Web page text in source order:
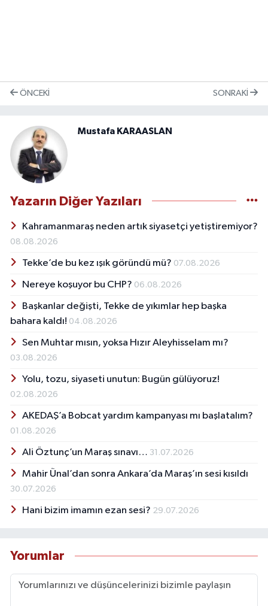
ÖNCEKI SONRAKI
Mustafa KARAASLAN
Yazarın Diğer Yazıları
Kahramanmaraş neden artık siyasetçi yetiştiremiyor?
08.08.2026
Tekke’de bu kez ışık göründü mü? 07.08.2026
Nereye koşuyor bu CHP? 06.08.2026
Başkanlar değişti, Tekke de yıkımlar hep başka
bahara kaldı! 04.08.2026
Sen Muhtar mısın, yoksa Hızır Aleyhisselam mı?
03.08.2026
Yolu, tozu, siyaseti unutun: Bugün gülüyoruz!
02.08.2026
AKEDAŞ’a Bobcat yardım kampanyası mı başlatalım?
01.08.2026
Ali Öztunç’un Maraş sınavı… 31.07.2026
Mahir Ünal’dan sonra Ankara’da Maraş’ın sesi kısıldı
30.07.2026
Hani bizim imamın ezan sesi? 29.07.2026
Yorumlar